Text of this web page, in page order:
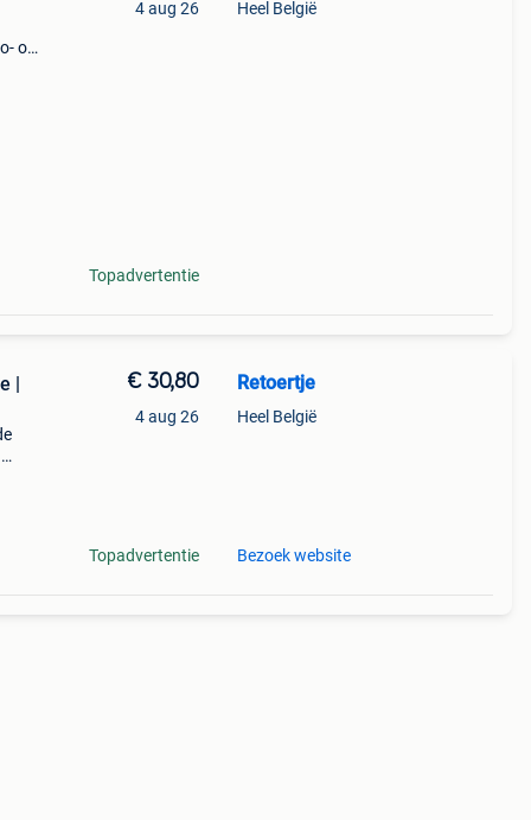
of
4 aug 26
Topadvertentie
Heel België
| € 30,80
4 aug 26
Topadvertentie
Retoertje
Heel België
Bezoek website